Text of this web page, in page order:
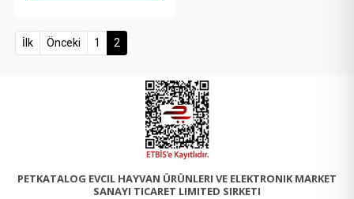
İlk Önceki 1 2(current)
PETKATALOG EVCIL HAYVAN ÜRÜNLERI VE ELEKTRONIK MARKET
SANAYI TICARET LIMITED SIRKETI